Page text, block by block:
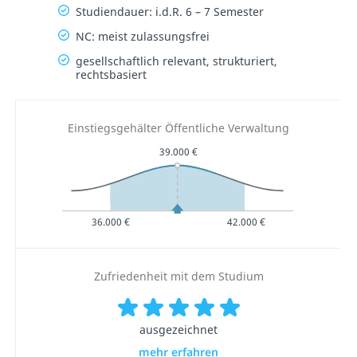
Studiendauer: i.d.R. 6 – 7 Semester
NC: meist zulassungsfrei
gesellschaftlich relevant, strukturiert,
rechtsbasiert
Einstiegsgehälter Öffentliche Verwaltung
36.000 €
39.000 €
42.000 €
Zufriedenheit mit dem Studium
ausgezeichnet
mehr erfahren